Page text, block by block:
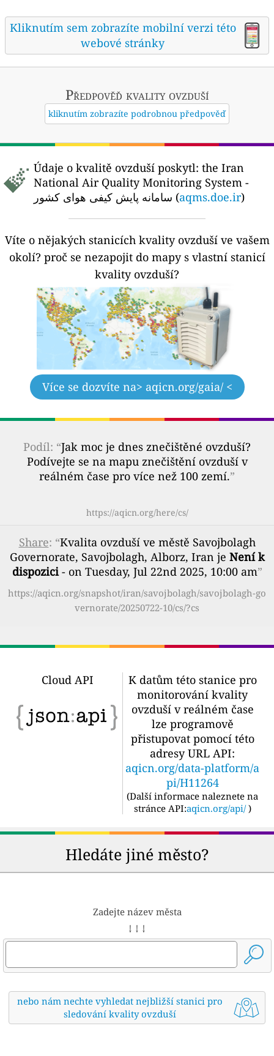
Kliknutím sem zobrazíte mobilní verzi této
webové stránky
Předpověď kvality ovzduší
kliknutím zobrazíte podrobnou předpověď
Údaje o kvalitě ovzduší poskytl: the Iran
National Air Quality Monitoring System -
سامانه پایش کیفی هوای کشور (aqms.doe.ir)
Víte o nějakých stanicích kvality ovzduší ve vašem
okolí? proč se nezapojit do mapy s vlastní stanicí
kvality ovzduší?
Více se dozvíte na> aqicn.org/gaia/ <
Podíl: “Jak moc je dnes znečištěné ovzduší?
Podívejte se na mapu znečištění ovzduší v
reálném čase pro více než 100 zemí.”
https://aqicn.org/here/cs/
Share: “Kvalita ovzduší ve městě Savojbolagh
Governorate, Savojbolagh, Alborz, Iran je Není k
dispozici- on Tuesday, Jul 22nd 2025, 10:00 am”
https://aqicn.org/snapshot/iran/savojbolagh/savojbolagh-go
vernorate/20250722-10/cs/?cs
Cloud API
K datům této stanice pro
monitorování kvality
ovzduší v reálném čase
lze programově
přistupovat pomocí této
adresy URL API:
aqicn.org/data-platform/a
pi/H11264
(Další informace naleznete na
stránce API:aqicn.org/api/ )
Hledáte jiné město?
Zadejte název města
↓ ↓ ↓
nebo nám nechte vyhledat nejbližší stanici pro
sledování kvality ovzduší